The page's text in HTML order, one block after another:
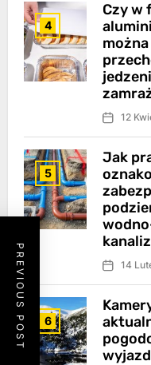
PREVIOUS POST
4
Czy w
można
12
5
Jak
14
6